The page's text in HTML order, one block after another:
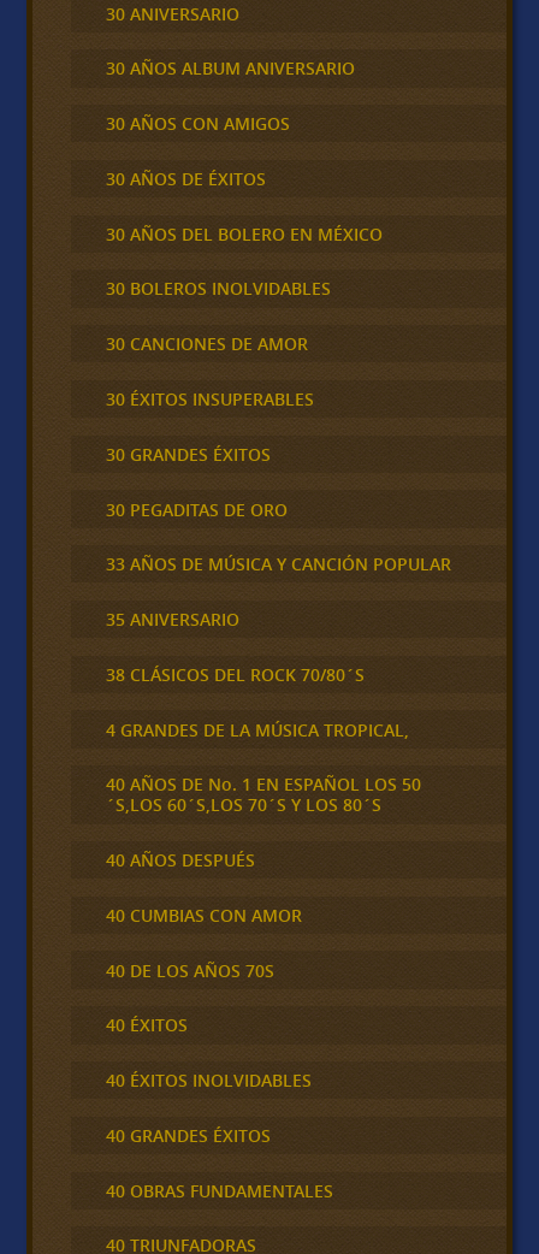
30 ANIVERSARIO
30 AÑOS ALBUM ANIVERSARIO
30 AÑOS CON AMIGOS
30 AÑOS DE ÉXITOS
30 AÑOS DEL BOLERO EN MÉXICO
30 BOLEROS INOLVIDABLES
30 CANCIONES DE AMOR
30 ÉXITOS INSUPERABLES
30 GRANDES ÉXITOS
30 PEGADITAS DE ORO
33 AÑOS DE MÚSICA Y CANCIÓN POPULAR
35 ANIVERSARIO
38 CLÁSICOS DEL ROCK 70/80´S
4 GRANDES DE LA MÚSICA TROPICAL,
40 AÑOS DE No. 1 EN ESPAÑOL LOS 50
´S,LOS 60´S,LOS 70´S Y LOS 80´S
40 AÑOS DESPUÉS
40 CUMBIAS CON AMOR
40 DE LOS AÑOS 70S
40 ÉXITOS
40 ÉXITOS INOLVIDABLES
40 GRANDES ÉXITOS
40 OBRAS FUNDAMENTALES
40 TRIUNFADORAS